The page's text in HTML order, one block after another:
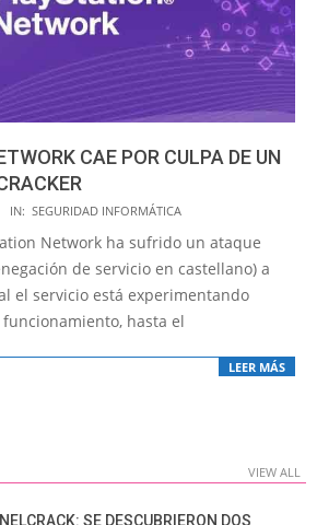
CAE POR CULPA DE UN
IN: SEGURIDAD INFORMÁTICA
Network ha sufrido un ataque
de servicio en castellano) a
el servicio está experimentando
hasta el
LEER MÁS
VIEW ALL
SE DESCUBRIERON DOS